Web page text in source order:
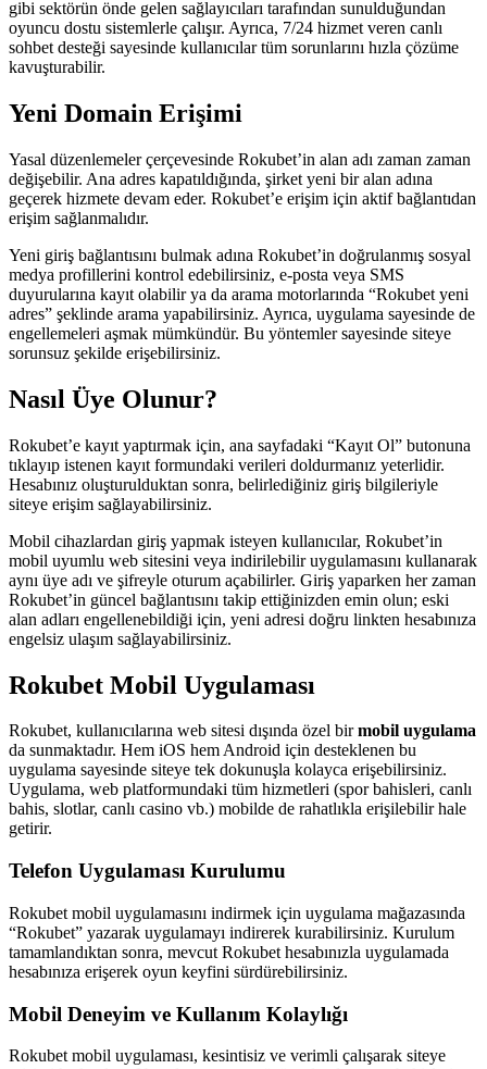
gibi sektörün önde gelen sağlayıcıları tarafından sunulduğundan
oyuncu dostu sistemlerle çalışır. Ayrıca, 7/24 hizmet veren canlı
sohbet desteği sayesinde kullanıcılar tüm sorunlarını hızla çözüme
kavuşturabilir.
Yeni Domain Erişimi
Yasal düzenlemeler çerçevesinde Rokubet’in alan adı zaman zaman
değişebilir. Ana adres kapatıldığında, şirket yeni bir alan adına
geçerek hizmete devam eder. Rokubet’e erişim için aktif bağlantıdan
erişim sağlanmalıdır.
Yeni giriş bağlantısını bulmak adına Rokubet’in doğrulanmış sosyal
medya profillerini kontrol edebilirsiniz, e-posta veya SMS
duyurularına kayıt olabilir ya da arama motorlarında “Rokubet yeni
adres” şeklinde arama yapabilirsiniz. Ayrıca, uygulama sayesinde de
engellemeleri aşmak mümkündür. Bu yöntemler sayesinde siteye
sorunsuz şekilde erişebilirsiniz.
Nasıl Üye Olunur?
Rokubet’e kayıt yaptırmak için, ana sayfadaki “Kayıt Ol” butonuna
tıklayıp istenen kayıt formundaki verileri doldurmanız yeterlidir.
Hesabınız oluşturulduktan sonra, belirlediğiniz giriş bilgileriyle
siteye erişim sağlayabilirsiniz.
Mobil cihazlardan giriş yapmak isteyen kullanıcılar, Rokubet’in
mobil uyumlu web sitesini veya indirilebilir uygulamasını kullanarak
aynı üye adı ve şifreyle oturum açabilirler. Giriş yaparken her zaman
Rokubet’in güncel bağlantısını takip ettiğinizden emin olun; eski
alan adları engellenebildiği için, yeni adresi doğru linkten hesabınıza
engelsiz ulaşım sağlayabilirsiniz.
Rokubet Mobil Uygulaması
Rokubet, kullanıcılarına web sitesi dışında özel birmobil uygulama
da sunmaktadır. Hem iOS hem Android için desteklenen bu
uygulama sayesinde siteye tek dokunuşla kolayca erişebilirsiniz.
Uygulama, web platformundaki tüm hizmetleri (spor bahisleri, canlı
bahis, slotlar, canlı casino vb.) mobilde de rahatlıkla erişilebilir hale
getirir.
Telefon Uygulaması Kurulumu
Rokubet mobil uygulamasını indirmek için uygulama mağazasında
“Rokubet” yazarak uygulamayı indirerek kurabilirsiniz. Kurulum
tamamlandıktan sonra, mevcut Rokubet hesabınızla uygulamada
hesabınıza erişerek oyun keyfini sürdürebilirsiniz.
Mobil Deneyim ve Kullanım Kolaylığı
Rokubet mobil uygulaması, kesintisiz ve verimli çalışarak siteye